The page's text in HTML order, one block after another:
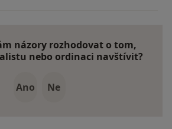
názory rozhodovat o tom,
nebo ordinaci navštívit?
Ano Ne